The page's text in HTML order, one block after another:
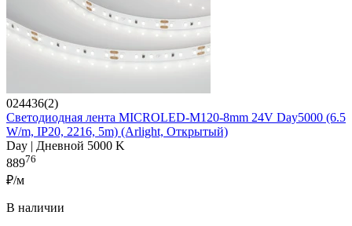
024436(2)
Светодиодная лента MICROLED-M120-8mm 24V Day5000 (6.5
W/m, IP20, 2216, 5m) (Arlight, Открытый)
Day | Дневной 5000 K
88976
₽/м
В наличии